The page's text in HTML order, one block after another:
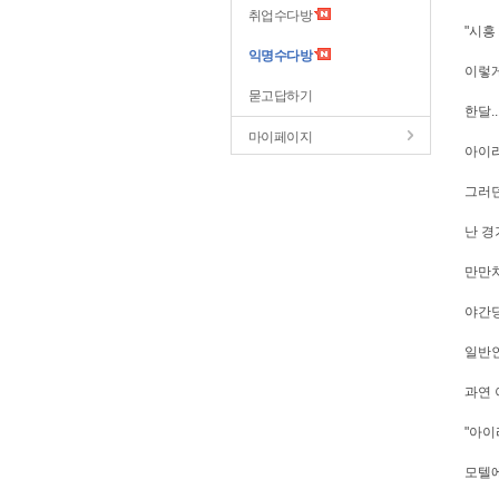
취업수다방
익명수다방
묻고답하기
마이페이지
"시흥
이렇
한달
아이
그러
난 경
만만
야간
일반
과연
"아이
모텔